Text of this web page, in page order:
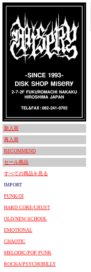
新入荷
再入荷
RECOMMEND
セール商品
すべての商品を見る
IMPORT
PUNK/OI
HARD CORE/CRUST
OLD/NEW SCHOOL
EMOTIONAL
CHAOTIC
MELODIC/POP PUNK
ROCKA/PSYCHOBILLY